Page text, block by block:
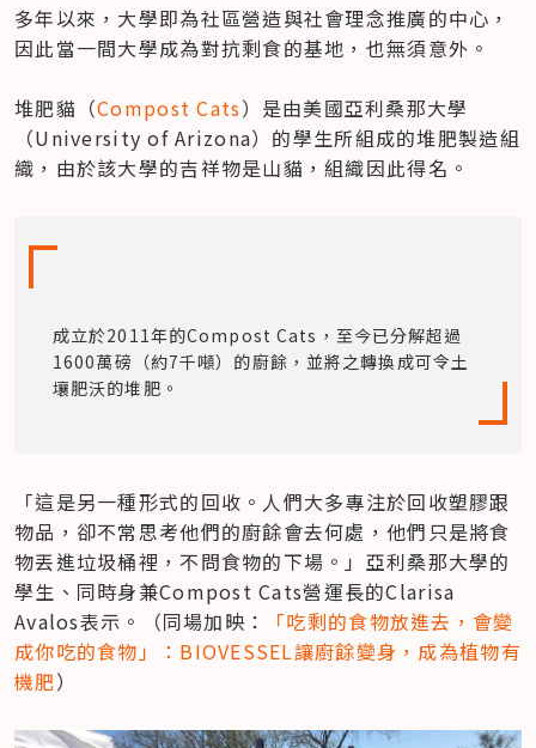
多年以來，大學即為社區營造與社會理念推廣的中心，
因此當一間大學成為對抗剩食的基地，也無須意外。
堆肥貓（Compost Cats）是由美國亞利桑那大學
（University of Arizona）的學生所組成的堆肥製造組
織，由於該大學的吉祥物是山貓，組織因此得名。
成立於2011年的Compost Cats，至今已分解超過
1600萬磅（約7千噸）的廚餘，並將之轉換成可令土
壤肥沃的堆肥。
「這是另一種形式的回收。人們大多專注於回收塑膠跟
物品，卻不常思考他們的廚餘會去何處，他們只是將食
物丟進垃圾桶裡，不問食物的下場。」亞利桑那大學的
學生、同時身兼Compost Cats營運長的Clarisa
Avalos表示。（同場加映：
「吃剩的食物放進去，會變
成你吃的食物」：BIOVESSEL讓廚餘變身，成為植物有
機肥）